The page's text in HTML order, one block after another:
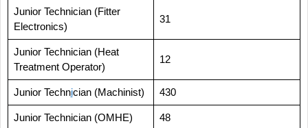
Junior Technician (Fitter
Electronics)
31
Junior Technician (Heat
Treatment Operator)
12
Junior Technician (Machinist) 430
Junior Technician (OMHE) 48